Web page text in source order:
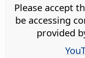
Please accept
be accessing
provided